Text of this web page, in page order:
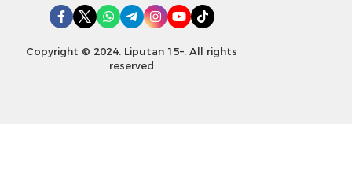
Copyright © 2024. Liputan 15–. All rights
reserved